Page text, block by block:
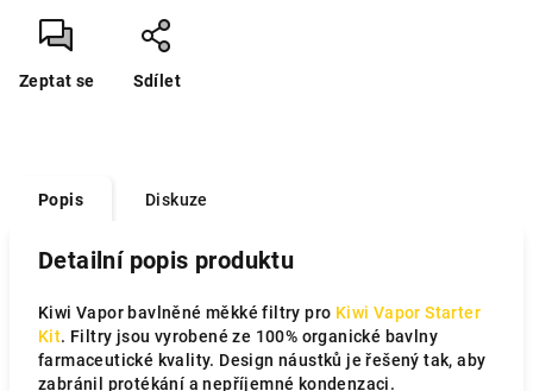
Zeptat se Sdílet
Popis Diskuze
Detailní popis produktu
Kiwi Vapor bavlněné měkké filtry pro Kiwi Vapor Starter
Kit. Filtry jsou vyrobené ze 100% organické bavlny
farmaceutické kvality. Design náustků je řešený tak, aby
zabránil protékání a nepříjemné kondenzaci.